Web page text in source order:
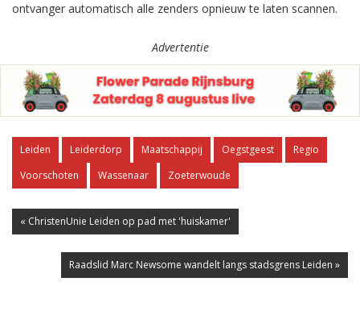
ontvanger automatisch alle zenders opnieuw te laten scannen.
Advertentie
Leiden Leiderdorp Maatschappij Oegstgeest
Regio
Voorschoten
Wassenaar Zoeterwoude
« ChristenUnie Leiden op pad met 'huiskamer'
Raadslid Marc Newsome wandelt langs stadsgrens Leiden »